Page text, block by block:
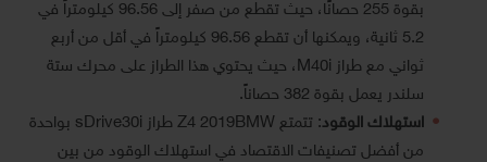
بقوة 255 حصانًا، حيث تقطع من صفر إلى 96.56 كيلومتراً في
5.2 ثانية، ويمكنها أن تقطع 96.56 كيلومتراً في أقل من أربع
ثواني مع طراز M40i، حيث يحتوي هذا الطراز على محرك ستة
سلندر يعمل بقوة 382 حصاناً.
استهلاك الوقود
: تتمتع Z4 2019BMW طراز sDrive30i بواحدة
من أفضل تصنيفات الاقتصاد في استهلاك الوقود من بين